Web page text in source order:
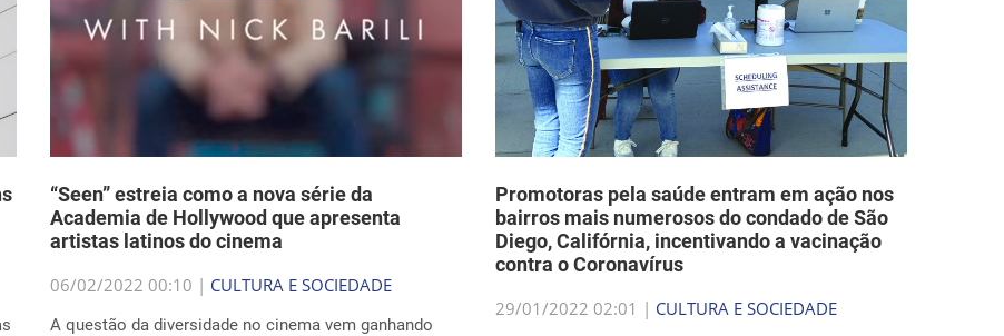
“Seen” estreia como a nova série da
Academia de Hollywood que apresenta
artistas latinos do cinema
06/02/2022 00:10 | CULTURA E SOCIEDADE
A questão da diversidade no cinema vem ganhando
Promotoras pela saúde entram em ação nos
bairros mais numerosos do condado de São
Diego, Califórnia, incentivando a vacinação
contra o Coronavírus
29/01/2022 02:01 | CULTURA E SOCIEDADE